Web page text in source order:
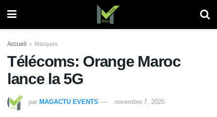
Accueil Marques
Télécoms: Orange Maroc
lance la 5G
par MAGACTU EVENTS novembre 7, 2025